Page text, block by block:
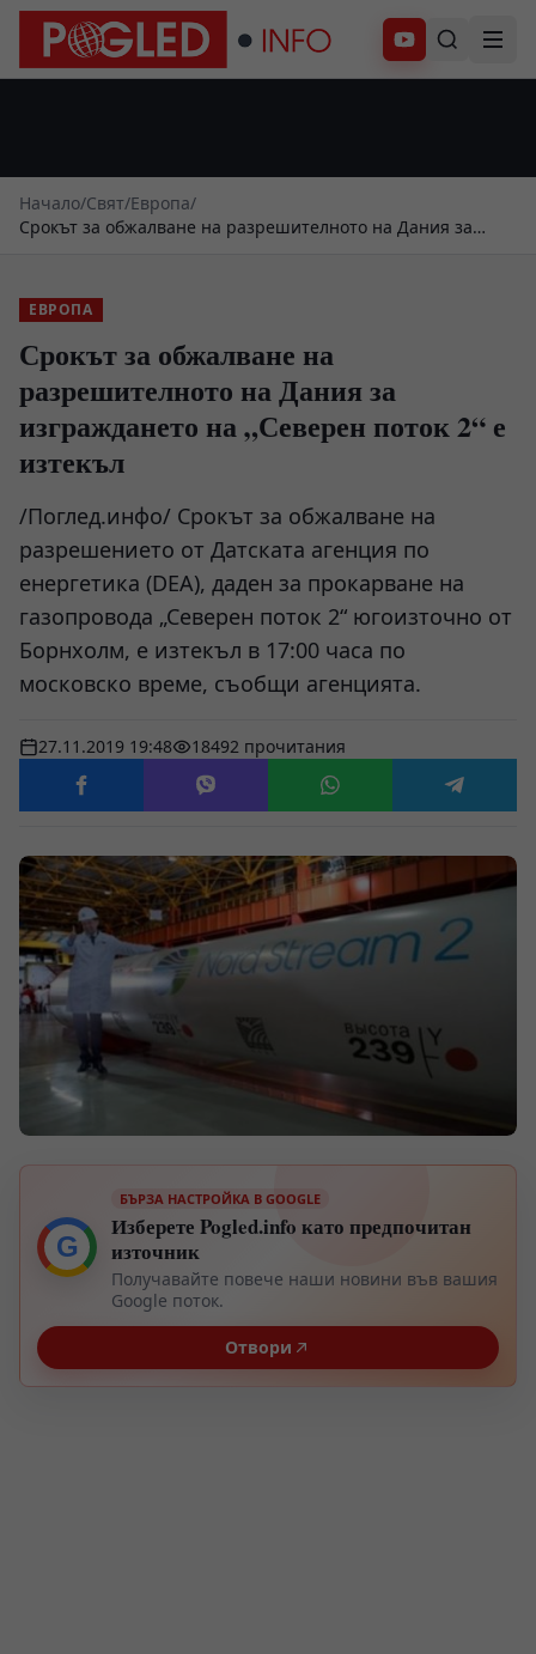
Абонирай се
Начало/Свят/Европа/
Срокът за обжалване на разрешителното на Дания за
ЕВРОПА
Срокът за обжалване на
разрешителното на Дания за
изграждането на „Северен поток 2“ е
изтекъл
/Поглед.инфо/ Срокът за обжалване на
разрешението от Датската агенция по
енергетика (DEA), даден за прокарване на
газопровода „Северен поток 2“ югоизточно от
Борнхолм, е изтекъл в 17:00 часа по
московско време, съобщи агенцията.
27.11.2019 19:48 18492 прочитания
G
БЪРЗА НАСТРОЙКА В GOOGLE
Изберете Pogled.info като предпочитан
източник
Получавайте повече наши новини във вашия
Google поток.
Отвори